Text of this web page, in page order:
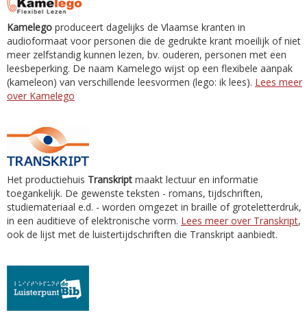
Kamelego produceert dagelijks de Vlaamse kranten in
audioformaat voor personen die de gedrukte krant moeilijk of niet
meer zelfstandig kunnen lezen, bv. ouderen, personen met een
leesbeperking. De naam Kamelego wijst op een flexibele aanpak
(kameleon) van verschillende leesvormen (lego: ik lees). Lees meer
over Kamelego
Het productiehuis Transkript maakt lectuur en informatie
toegankelijk. De gewenste teksten - romans, tijdschriften,
studiemateriaal e.d. - worden omgezet in braille of groteletterdruk,
in een auditieve of elektronische vorm. Lees meer over Transkript,
ook de lijst met de luistertijdschriften die Transkript aanbiedt.